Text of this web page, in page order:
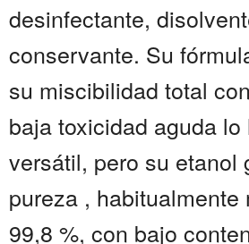
desinfectante,
conservante. Su
su miscibilidad total
baja toxicidad aguda lo
versátil, pero su etanol
pureza , habitualmente
99,8 %, con bajo